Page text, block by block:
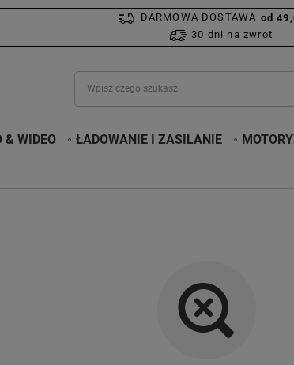
DARMOWA DOSTAWA od
30 dni na zwrot
& WIDEO ŁADOWANIE I ZASILANIE